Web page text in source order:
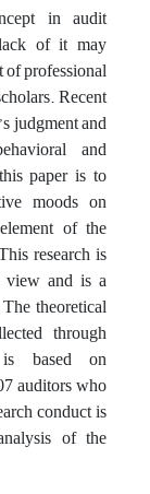
in audit
of it may
of professional
Recent
judgment and
and
paper is to
moods on
of the
research is
and is a
theoretical
through
based on
auditors who
conduct is
of the